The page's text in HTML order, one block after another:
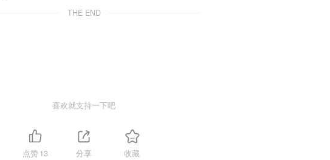
THE END
喜欢就支持一下吧
点赞13 分享 收藏